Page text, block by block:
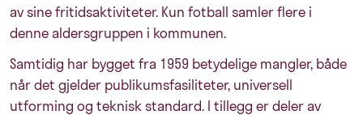
av sine fritidsaktiviteter. Kun fotball samler flere i
denne aldersgruppen i kommunen.
Samtidig har bygget fra 1959 betydelige mangler, både
når det gjelder publikumsfasiliteter, universell
utforming og teknisk standard. I tillegg er deler av